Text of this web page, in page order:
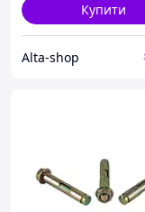
Купити
Alta-shop